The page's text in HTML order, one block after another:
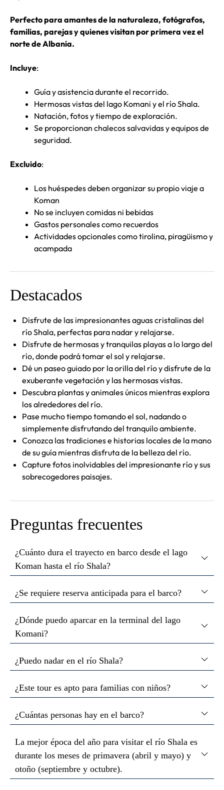
Perfecto para amantes de la naturaleza, fotógrafos,
familias, parejas y quienes visitan por primera vez el
norte de Albania.
Incluye:
Guía y asistencia durante el recorrido.
Hermosas vistas del lago Komani y el río Shala.
Natación, fotos y tiempo de exploración.
Se proporcionan chalecos salvavidas y equipos de
seguridad.
Excluido:
Los huéspedes deben organizar su propio viaje a
Koman
No se incluyen comidas ni bebidas
Gastos personales como recuerdos
Actividades opcionales como tirolina, piragüismo y
acampada
Destacados
Disfrute de las impresionantes aguas cristalinas del
río Shala, perfectas para nadar y relajarse.
Disfrute de hermosas y tranquilas playas a lo largo del
río, donde podrá tomar el sol y relajarse.
Dé un paseo guiado por la orilla del río y disfrute de la
exuberante vegetación y las hermosas vistas.
Descubra plantas y animales únicos mientras explora
los alrededores del río.
Pase mucho tiempo tomando el sol, nadando o
simplemente disfrutando del tranquilo ambiente.
Conozca las tradiciones e historias locales de la mano
de su guía mientras disfruta de la belleza del río.
Capture fotos inolvidables del impresionante río y sus
sobrecogedores paisajes.
Preguntas frecuentes
¿Cuánto dura el trayecto en barco desde el lago
Koman hasta el río Shala?
¿Se requiere reserva anticipada para el barco?
¿Dónde puedo aparcar en la terminal del lago
Komani?
¿Puedo nadar en el río Shala?
¿Este tour es apto para familias con niños?
¿Cuántas personas hay en el barco?
La mejor época del año para visitar el río Shala es
durante los meses de primavera (abril y mayo) y
otoño (septiembre y octubre).